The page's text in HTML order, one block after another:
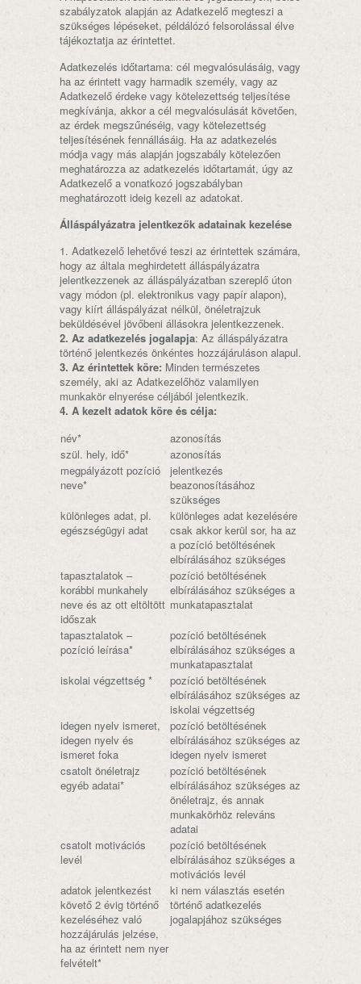
szabályzatok alapján az Adatkezelő megteszi a
szükséges lépéseket, példálózó felsorolással élve
tájékoztatja az érintettet.
Adatkezelés időtartama: cél megvalósulásáig, vagy
ha az érintett vagy harmadik személy, vagy az
Adatkezelő érdeke vagy kötelezettség teljesítése
megkívánja, akkor a cél megvalósulását követően,
az érdek megszűnéséig, vagy kötelezettség
teljesítésének fennállásáig. Ha az adatkezelés
módja vagy más alapján jogszabály kötelezően
meghatározza az adatkezelés időtartamát, úgy az
Adatkezelő a vonatkozó jogszabályban
meghatározott ideig kezeli az adatokat.
Álláspályázatra jelentkezők adatainak kezelése
1. Adatkezelő lehetővé teszi az érintettek számára,
hogy az általa meghirdetett álláspályázatra
jelentkezzenek az álláspályázatban szereplő úton
vagy módon (pl. elektronikus vagy papír alapon),
vagy kiírt álláspályázat nélkül, önéletrajzuk
beküldésével jövőbeni állásokra jelentkezzenek.
2. Az adatkezelés jogalapja: Az álláspályázatra
történő jelentkezés önkéntes hozzájáruláson alapul.
3. Az érintettek köre: Minden természetes
személy, aki az Adatkezelőhöz valamilyen
munkakör elnyerése céljából jelentkezik.
4. A kezelt adatok köre és célja:
név*
azonosítás
szül. hely, idő*
azonosítás
megpályázott pozíció
neve*
jelentkezés
beazonosításához
szükséges
különleges adat, pl.
egészségügyi adat
különleges adat kezelésére
csak akkor kerül sor, ha az
a pozíció betöltésének
elbírálásához szükséges
tapasztalatok –
korábbi munkahely
neve és az ott eltöltött
időszak
pozíció betöltésének
elbírálásához szükséges a
munkatapasztalat
tapasztalatok –
pozíció leírása*
pozíció betöltésének
elbírálásához szükséges a
munkatapasztalat
iskolai végzettség *
pozíció betöltésének
elbírálásához szükséges az
iskolai végzettség
idegen nyelv ismeret,
idegen nyelv és
ismeret foka
pozíció betöltésének
elbírálásához szükséges az
idegen nyelv ismeret
csatolt önéletrajz
egyéb adatai*
pozíció betöltésének
elbírálásához szükséges az
önéletrajz, és annak
munkakörhöz releváns
adatai
csatolt motivációs
levél
pozíció betöltésének
elbírálásához szükséges a
motivációs levél
adatok jelentkezést
követő 2 évig történő
kezeléséhez való
hozzájárulás jelzése,
ha az érintett nem nyer
felvételt*
ki nem választás esetén
történő adatkezelés
jogalapjához szükséges